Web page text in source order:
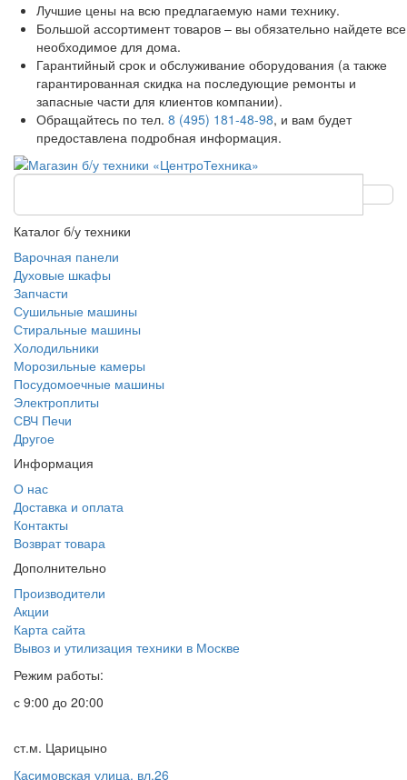
Лучшие цены на всю предлагаемую нами технику.
Большой ассортимент товаров – вы обязательно найдете все
необходимое для дома.
Гарантийный срок и обслуживание оборудования (а также
гарантированная скидка на последующие ремонты и
запасные части для клиентов компании).
Обращайтесь по тел. 8 (495) 181-48-98, и вам будет
предоставлена подробная информация.
Каталог б/у техники
Варочная панели
Духовые шкафы
Запчасти
Сушильные машины
Стиральные машины
Холодильники
Морозильные камеры
Посудомоечные машины
Электроплиты
СВЧ Печи
Другое
Информация
О нас
Доставка и оплата
Контакты
Возврат товара
Дополнительно
Производители
Акции
Карта сайта
Вывоз и утилизация техники в Москве
Режим работы:
с 9:00 до 20:00
ст.м. Царицыно
Касимовская улица, вл.26